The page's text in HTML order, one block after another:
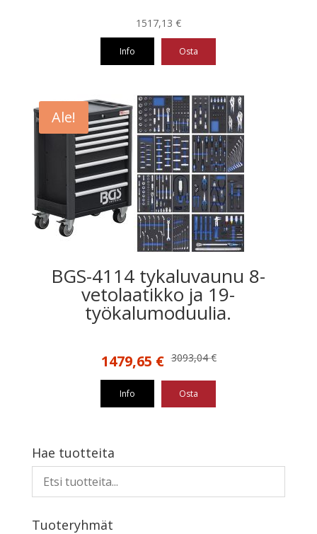
1517,13 €
Info Osta
Ale!
BGS-4114 tykaluvaunu 8-
vetolaatikko ja 19-
työkalumoduulia.
3093,04€
Alkuperäinen
3093,04 €.
1479,65 €
Nykyinen
1479,65 €.
Info Osta
Hae tuotteita
Tuoteryhmät